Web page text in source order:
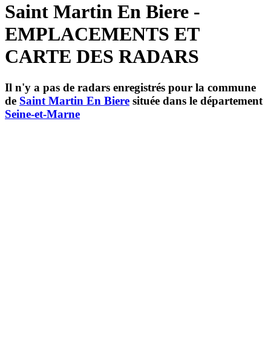
Saint Martin En Biere -
EMPLACEMENTS ET
CARTE DES RADARS
Il n'y a pas de radars enregistrés pour la commune
de Saint Martin En Biere située dans le département
Seine-et-Marne